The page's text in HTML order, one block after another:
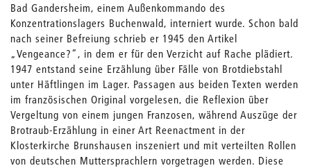
Bad Gandersheim, einem Außenkommando des
Konzentrationslagers Buchenwald, interniert wurde. Schon bald
nach seiner Befreiung schrieb er 1945 den Artikel
„Vengeance?“, in dem er für den Verzicht auf Rache plädiert.
1947 entstand seine Erzählung über Fälle von Brotdiebstahl
unter Häftlingen im Lager. Passagen aus beiden Texten werden
im französischen Original vorgelesen, die Reflexion über
Vergeltung von einem jungen Franzosen, während Auszüge der
Brotraub-Erzählung in einer Art Reenactment in der
Klosterkirche Brunshausen inszeniert und mit verteilten Rollen
von deutschen Muttersprachlern vorgetragen werden. Diese